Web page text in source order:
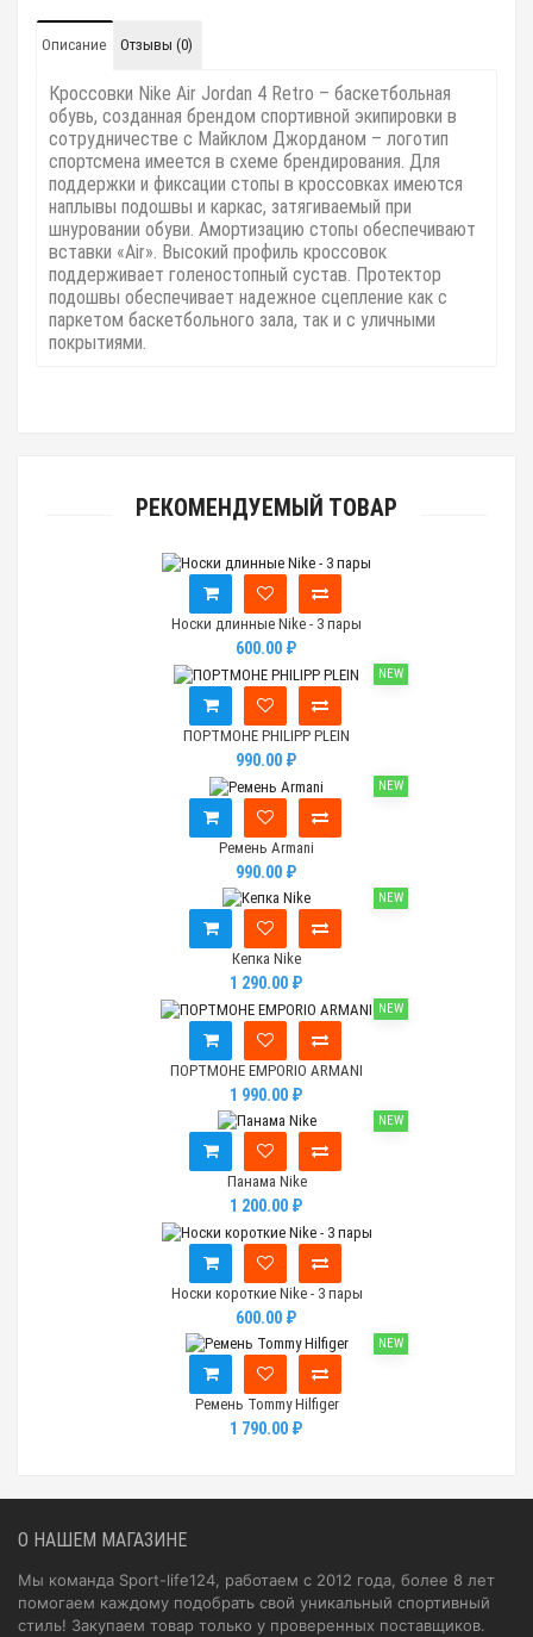
Описание Отзывы (0)
Кроссовки Nike Air Jordan 4 Retro – баскетбольная
обувь, созданная брендом спортивной экипировки в
сотрудничестве с Майклом Джорданом – логотип
спортсмена имеется в схеме брендирования. Для
поддержки и фиксации стопы в кроссовках имеются
наплывы подошвы и каркас, затягиваемый при
шнуровании обуви. Амортизацию стопы обеспечивают
вставки «Air». Высокий профиль кроссовок
поддерживает голеностопный сустав. Протектор
подошвы обеспечивает надежное сцепление как с
паркетом баскетбольного зала, так и с уличными
покрытиями.
РЕКОМЕНДУЕМЫЙ ТОВАР
Носки длинные Nike - 3 пары
600.00 ₽
NEW
ПОРТМОНЕ PHILIPP PLEIN
990.00 ₽
NEW
Ремень Armani
990.00 ₽
NEW
Кепка Nike
1 290.00 ₽
NEW
ПОРТМОНЕ EMPORIO ARMANI
1 990.00 ₽
NEW
Панама Nike
1 200.00 ₽
Носки короткие Nike - 3 пары
600.00 ₽
NEW
Ремень Tommy Hilfiger
1 790.00 ₽
О НАШЕМ МАГАЗИНЕ
Мы команда Sport-life124, работаем с 2012 года, более 8 лет
помогаем каждому подобрать свой уникальный спортивный
стиль! Закупаем товар только у проверенных поставщиков.